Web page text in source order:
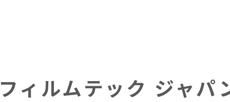
ィルムテック ジャパ